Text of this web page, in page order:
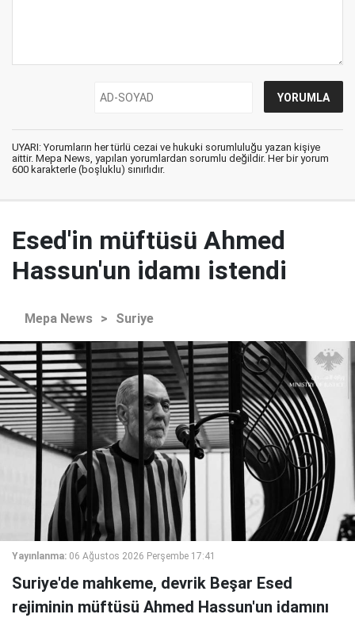
UYARI: Yorumların her türlü cezai ve hukuki sorumluluğu yazan kişiye
aittir. Mepa News, yapılan yorumlardan sorumlu değildir. Her bir yorum
600 karakterle (boşluklu) sınırlıdır.
Esed'in müftüsü Ahmed
Hassun'un idamı istendi
Mepa News > Suriye
Yayınlanma: 06 Ağustos 2026 Perşembe 17:41
Suriye'de mahkeme, devrik Beşar Esed
rejiminin müftüsü Ahmed Hassun'un idamını